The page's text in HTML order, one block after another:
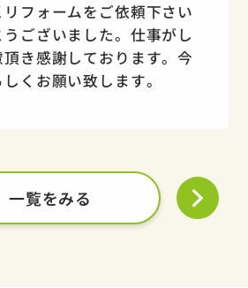
フォームをご依頼下さい
ございました。仕事がし
き感謝しております。今
くお願い致します。
一覧をみる